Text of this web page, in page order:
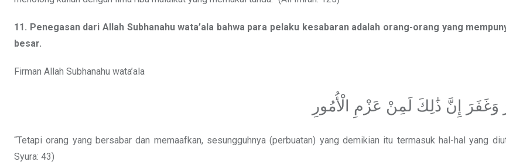
11. Penegasan dari Allah Subhanahu wata’ala bahwa para pelaku kesabaran adalah orang-orang yang
besar.
Firman Allah Subhanahu wata’ala
إِنَّ ذَٰلِكَ لَمِنْ عَزْمِ الْأُمُورِ
“Tetapi orang yang bersabar dan memaafkan, sesungguhnya (perbuatan) yang demikian itu termasuk hal-hal yang
Syura: 43)